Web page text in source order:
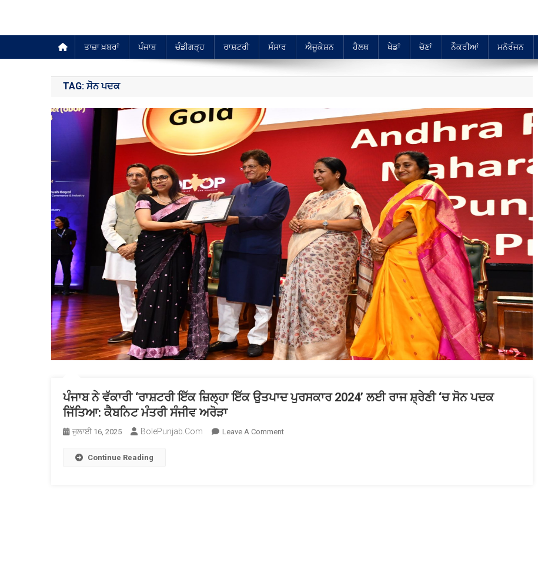
ਤਾਜ਼ਾ ਖ਼ਬਰਾਂ ਪੰਜਾਬ ਚੰਡੀਗੜ੍ਹ ਰਾਸ਼ਟਰੀ ਸੰਸਾਰ ਐਜੂਕੇਸ਼ਨ ਹੈਲਥ ਖੇਡਾਂ ਚੋਣਾਂ ਨੌਕਰੀਆਂ ਮਨੋਰੰਜਨ
TAG:ਸੋਨ ਪਦਕ
ਪੰਜਾਬ ਨੇ ਵੱਕਾਰੀ ‘ਰਾਸ਼ਟਰੀ ਇੱਕ ਜ਼ਿਲ੍ਹਾ ਇੱਕ ਉਤਪਾਦ ਪੁਰਸਕਾਰ 2024’ ਲਈ ਰਾਜ ਸ਼੍ਰੇਣੀ ‘ਚ ਸੋਨ ਪਦਕ
ਜਿੱਤਿਆ: ਕੈਬਨਿਟ ਮੰਤਰੀ ਸੰਜੀਵ ਅਰੋੜਾ
ਜੁਲਾਈ 16, 2025 BolePunjab.com Leave A CommentOn
Continue Reading